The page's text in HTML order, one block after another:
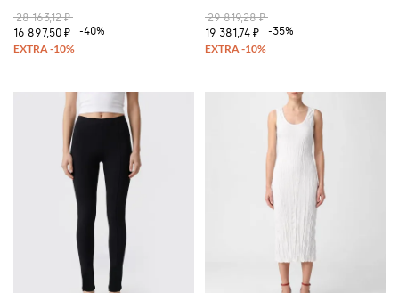
28 163,12 ₽
16 897,50 ₽
-40%
29 819,28 ₽
19 381,74 ₽
-35%